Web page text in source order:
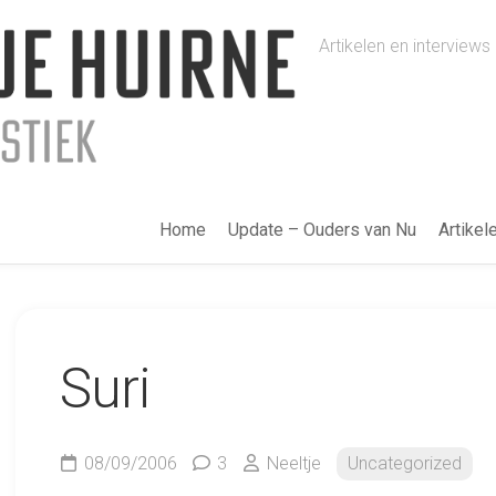
Artikelen en
Home Update – Ouders van Nu
Suri
08/09/2006 3 Neeltje Uncategorized